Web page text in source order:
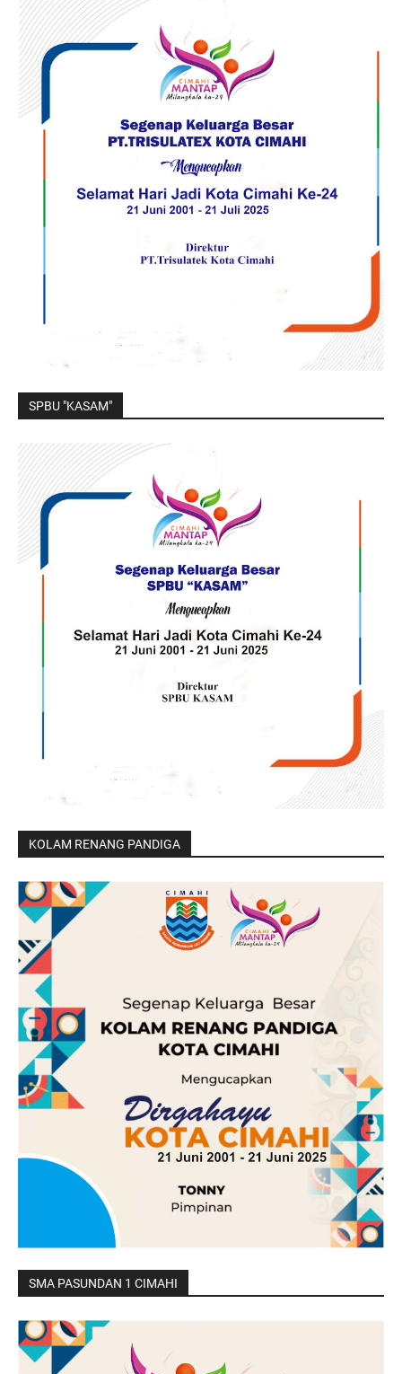
SPBU "KASAM"
KOLAM RENANG PANDIGA
SMA PASUNDAN 1 CIMAHI